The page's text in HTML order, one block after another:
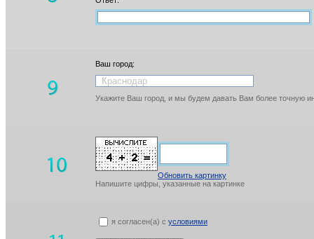
Ваш город:
Укажите Ваш город, и мы будем давать Вам более точную
Обновить картинку
Напишите цифры, указанные на картинке
я согласен(а) с условиями